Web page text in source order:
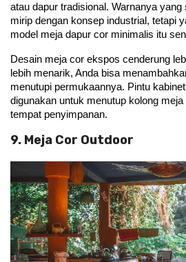
atau dapur tradisional. Warnanya
mirip dengan konsep industrial, tetapi
model meja dapur cor minimalis itu
Desain meja cor ekspos cenderung
lebih menarik, Anda bisa
menutupi permukaannya. Pintu
digunakan untuk menutup kolong
tempat penyimpanan.
9. Meja Cor Outdoor